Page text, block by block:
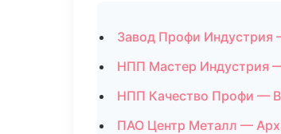
Завод Профи
НПП Мастер Индустрия
НПП Качество Профи —
ПАО Центр Металл —